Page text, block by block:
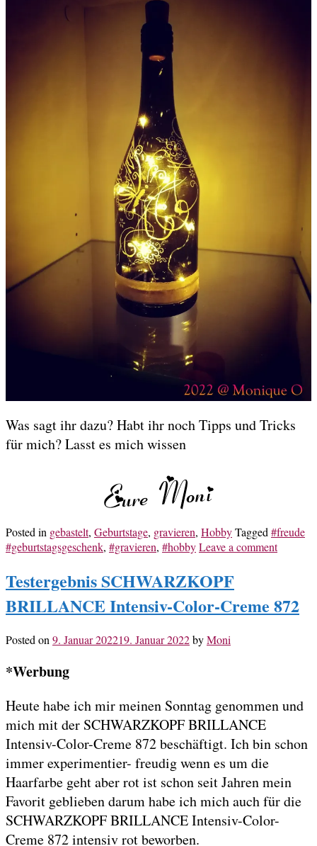
Was sagt ihr dazu? Habt ihr noch Tipps und Tricks
für mich? Lasst es mich wissen
Posted in gebastelt, Geburtstage, gravieren, HobbyTagged#freude
#geburtstagsgeschenk, #gravieren, #hobbyLeave a comment
Testergebnis SCHWARZKOPF
BRILLANCE Intensiv-Color-Creme 872
Posted on9. Januar 202219. Januar 2022byMoni
*Werbung
Heute habe ich mir meinen Sonntag genommen und
mich mit der SCHWARZKOPF BRILLANCE
Intensiv-Color-Creme 872 beschäftigt. Ich bin schon
immer experimentier- freudig wenn es um die
Haarfarbe geht aber rot ist schon seit Jahren mein
Favorit geblieben darum habe ich mich auch für die
SCHWARZKOPF BRILLANCE Intensiv-Color-
Creme 872 intensiv rot beworben.